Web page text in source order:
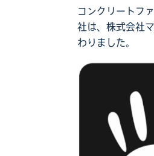
コンクリートフ
社は、株式会社
わりました。